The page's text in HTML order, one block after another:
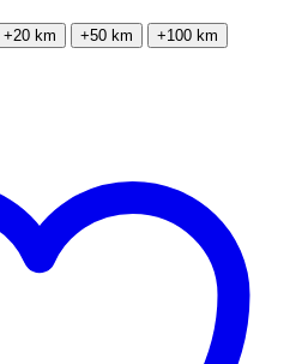
+20 km +50 km +100 km